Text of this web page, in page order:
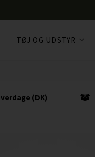
TØJ OG UDSTYR
(DK)